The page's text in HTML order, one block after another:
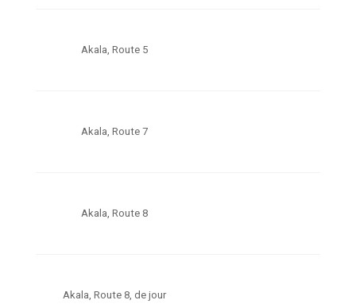
Akala, Route 5
Akala, Route 7
Akala, Route 8
Akala, Route 8, de jour